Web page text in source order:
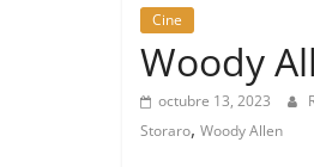
Cine
Woody
octubre 13, 2023
Storaro, Woody Allen